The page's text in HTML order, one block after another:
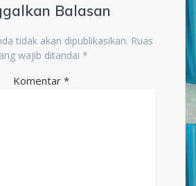
Balasan
tidak akan dipublikasikan. Ruas
wajib ditandai *
Komentar *